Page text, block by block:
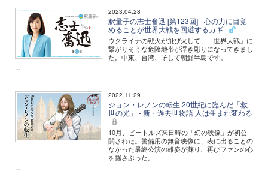
2023.04.28
釈量子の志士奮迅 [第123回] - 心の力に目覚
めることが世界大戦を回避するカギ
ウクライナの戦火が飛び火して、「世界大戦」に
繋がりそうな危険地帯が浮き彫りになってきまし
た。中東、台湾、そして朝鮮半島です。
...
2022.11.29
ジョン・レノンの転生 20世紀に臨んだ「救
世の光」 - 新・過去世物語 人は生まれ変わる
10月、ビートルズ来日時の「幻の映像」が初公
開された。警備用の無音映像に、表に出ることの
なかった最終公演の雄姿が蘇り、再びファンの心
を揺さぶった。
...